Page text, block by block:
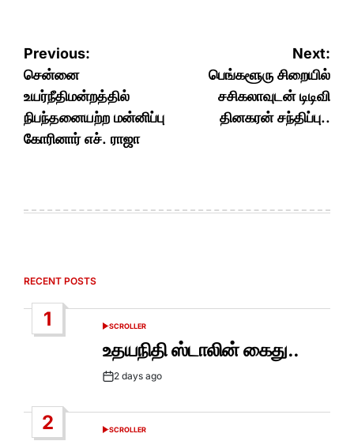
Post
navigation
Previous:
சென்னை
உயர்நீதிமன்றத்தில்
நிபந்தனையற்ற மன்னிப்பு
கோரினார் எச். ராஜா
Next:
பெங்களூரு சிறையில்
சசிகலாவுடன் டிடிவி
தினகரன் சந்திப்பு..
RECENT POSTS
1
POSTED
SCROLLER
உதயநிதி ஸ்டாலின் கைது..
Post2 days ago
2
POSTED
SCROLLER